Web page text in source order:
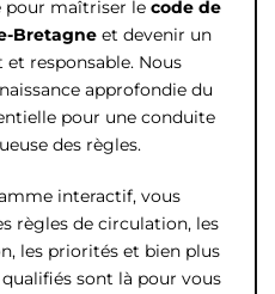
pour maîtriser le code de
Bretagne et devenir un
responsable. Nous
approfondie du
pour une conduite
des règles.
interactif, vous
règles de circulation, les
les priorités et bien plus
sont là pour vous